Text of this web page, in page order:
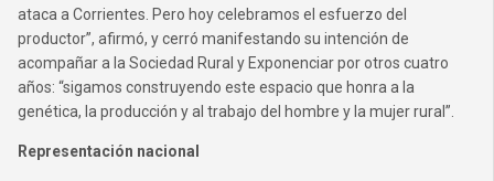
ataca a Corrientes. Pero hoy celebramos el esfuerzo del
productor”, afirmó, y cerró manifestando su intención de
acompañar a la Sociedad Rural y Exponenciar por otros cuatro
años: “sigamos construyendo este espacio que honra a la
genética, la producción y al trabajo del hombre y la mujer rural”.
Representación nacional